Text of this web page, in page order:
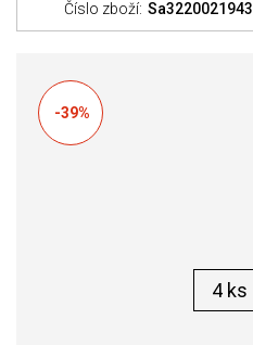
Číslo zboží: Sa3220021943
-39%
ks